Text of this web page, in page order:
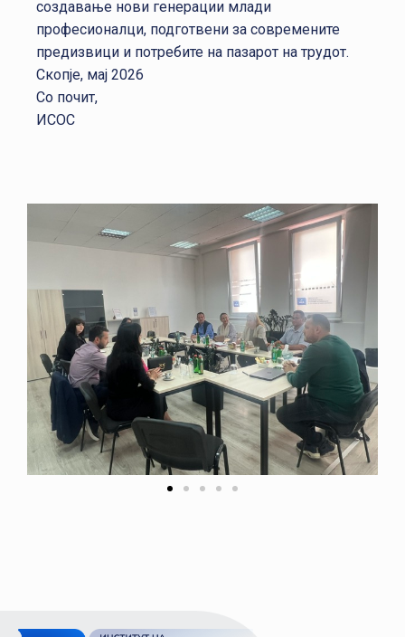
создавање нови генерации млади
професионалци, подготвени за современите
предизвици и потребите на пазарот на трудот.
Скопје, мај 2026
Со почит,
ИСОС